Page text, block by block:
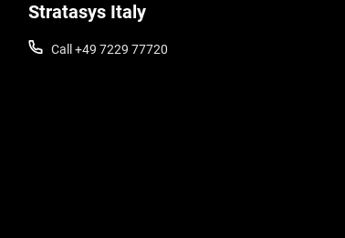
Stratasys Italy
Call +49 7229 77720